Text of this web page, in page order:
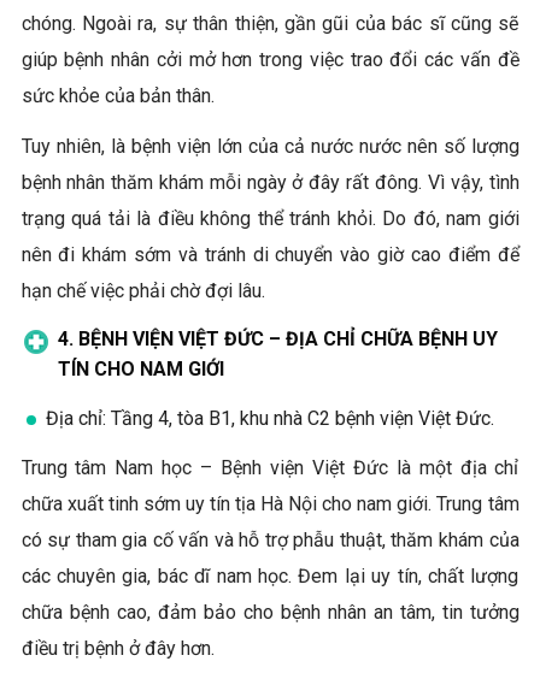
chóng. Ngoài ra, sự thân thiện, gần gũi của bác sĩ cũng sẽ
giúp bệnh nhân cởi mở hơn trong việc trao đổi các vấn đề
sức khỏe của bản thân.
Tuy nhiên, là bệnh viện lớn của cả nước nước nên số lượng
bệnh nhân thăm khám mỗi ngày ở đây rất đông. Vì vậy, tình
trạng quá tải là điều không thể tránh khỏi. Do đó, nam giới
nên đi khám sớm và tránh di chuyển vào giờ cao điểm để
hạn chế việc phải chờ đợi lâu.
4. BỆNH VIỆN VIỆT ĐỨC – ĐỊA CHỈ CHỮA BỆNH UY
TÍN CHO NAM GIỚI
Địa chỉ: Tầng 4, tòa B1, khu nhà C2 bệnh viện Việt Đức.
Trung tâm Nam học – Bệnh viện Việt Đức là một địa chỉ
chữa xuất tinh sớm uy tín tịa Hà Nội cho nam giới. Trung tâm
có sự tham gia cố vấn và hỗ trợ phẫu thuật, thăm khám của
các chuyên gia, bác dĩ nam học. Đem lại uy tín, chất lượng
chữa bệnh cao, đảm bảo cho bệnh nhân an tâm, tin tưởng
điều trị bệnh ở đây hơn.